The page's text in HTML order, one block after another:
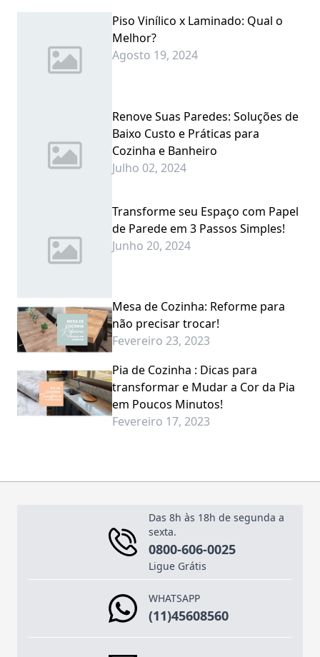
Piso Vinílico x Laminado: Qual o
Melhor?
Agosto 19, 2024
Renove Suas Paredes: Soluções de
Baixo Custo e Práticas para
Cozinha e Banheiro
Julho 02, 2024
Transforme seu Espaço com Papel
de Parede em 3 Passos Simples!
Junho 20, 2024
Mesa de Cozinha: Reforme para
não precisar trocar!
Fevereiro 23, 2023
Pia de Cozinha : Dicas para
transformar e Mudar a Cor da Pia
em Poucos Minutos!
Fevereiro 17, 2023
Das 8h às 18h de segunda a
sexta.
0800-606-0025
Ligue Grátis
WHATSAPP
(11)45608560